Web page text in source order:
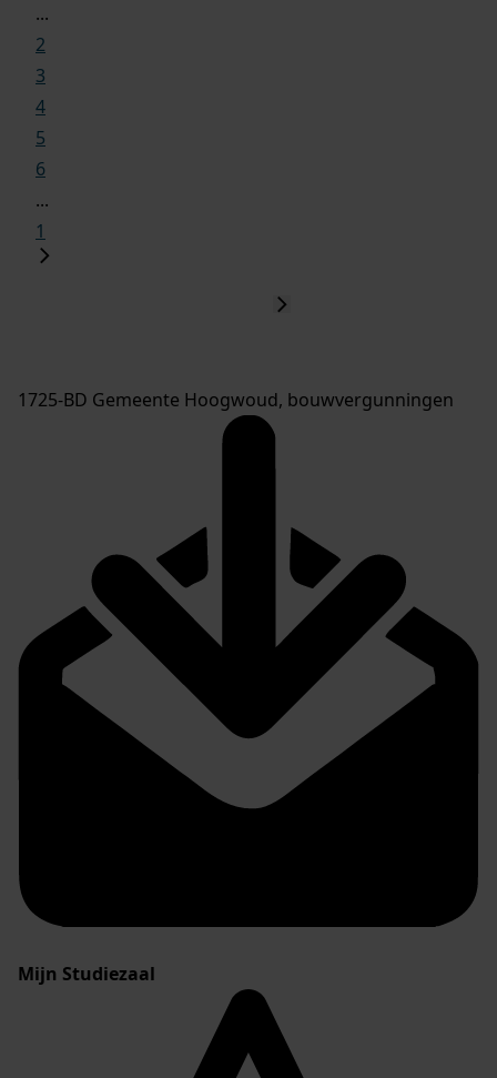
...
2
3
4
5
6
...
1
1725-BD Gemeente Hoogwoud, bouwvergunningen
Mijn Studiezaal